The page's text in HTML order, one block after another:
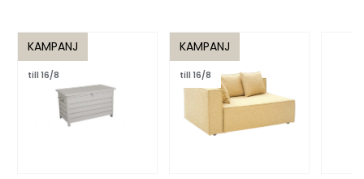
KAMPANJ
till 16/8
KAMPANJ
till 16/8